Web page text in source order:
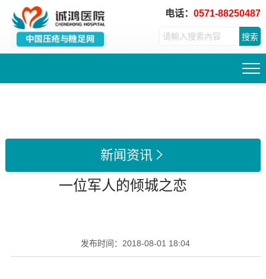
电话：0571-88250487
搜索
新闻资讯 
一位军人的倾城之恋
发布时间： 2018-08-01 18:04